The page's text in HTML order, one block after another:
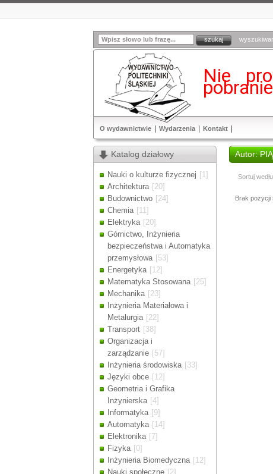
Nie
Drodzy Klienci!
O wydawnictwie Wydarzenia Kontakt
Katalog działowy
Nauki o kulturze fizycznej [1]
Architektura [20]
Budownictwo [24]
Chemia [11]
Elektryka [20]
Górnictwo, Inżynieria
bezpieczeństwa i Automatyka
przemysłowa [53]
Energetyka [12]
Matematyka Stosowana [25]
Mechanika [23]
Inżynieria Materiałowa i
Metalurgia [22]
Transport [38]
Organizacja i
zarządzanie [57]
Inżynieria środowiska [33]
Języki obce [12]
Geometria i Grafika
Inżynierska [4]
Informatyka [9]
Automatyka [14]
Elektronika [7]
Fizyka [0]
Inżynieria Biomedyczna [12]
Nauki społeczne [2]
Autor:
Sortuj
Brak pozycji